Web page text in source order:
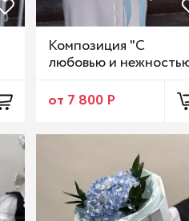
Композиция "С
любовью и
от 7 800 Р